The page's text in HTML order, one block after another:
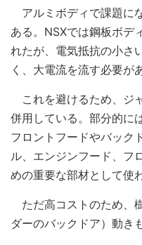
アルミボディで課題に
ある。NSXでは鋼板ボデ
れたが、電気抵抗の小さ
く、大電流を流す必要が
これを避けるため、ジ
併用している。部分的に
フロントフードやバック
ル、エンジンフード、フ
めの重要な部材として使
ただ高コストのため、
ダーのバックドア）動き